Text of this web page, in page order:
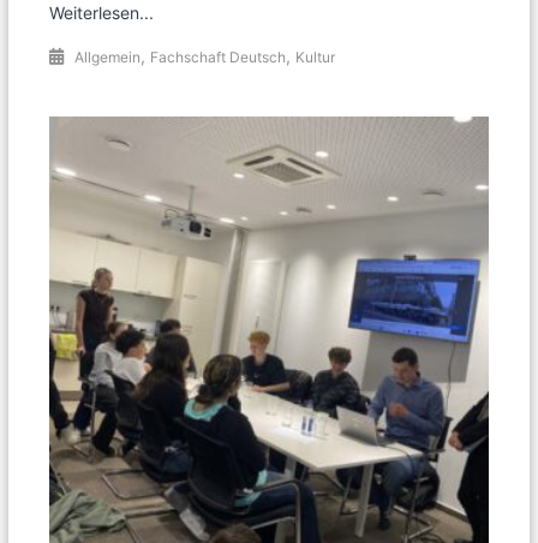
Weiterlesen...
Allgemein , Fachschaft Deutsch , Kultur